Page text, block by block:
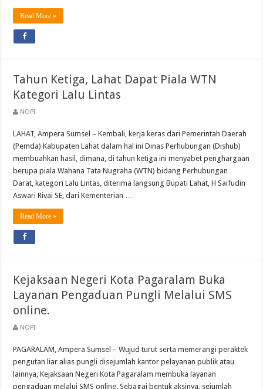
Read More »
Tahun Ketiga, Lahat Dapat Piala WTN
Kategori Lalu Lintas
NOPI
LAHAT, Ampera Sumsel – Kembali, kerja keras dari Pemerintah Daerah
(Pemda) Kabupaten Lahat dalam hal ini Dinas Perhubungan (Dishub)
membuahkan hasil, dimana, di tahun ketiga ini menyabet penghargaan
berupa piala Wahana Tata Nugraha (WTN) bidang Perhubungan
Darat, kategori Lalu Lintas, diterima langsung Bupati Lahat, H Saifudin
Aswari Rivai SE, dari Kementerian …
Read More »
Kejaksaan Negeri Kota Pagaralam Buka
Layanan Pengaduan Pungli Melalui SMS
online.
NOPI
PAGARALAM, Ampera Sumsel – Wujud turut serta memerangi peraktek
pengutan liar alias pungli disejumlah kantor pelayanan publik atau
lainnya, Kejaksaan Negeri Kota Pagaralam membuka layanan
pengaduan melalui SMS online. Sebagai bentuk aksinya, sejumlah